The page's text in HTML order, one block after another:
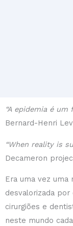
“A epidemia é
Bernard-Henri
“When reality is
Decameron
Era uma vez uma
desvalorizada
cirurgiões e
neste mundo